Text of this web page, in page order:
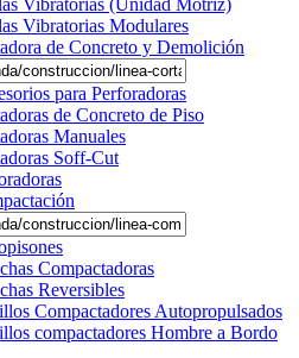
Vibratorias (Unidad Motriz)
Vibratorias Modulares
de Concreto y Demolición
para Perforadoras
de Concreto de Piso
Manuales
Soff-Cut
Compactadoras
Reversibles
Compactadores Autopropulsados
compactadores Hombre a Bordo